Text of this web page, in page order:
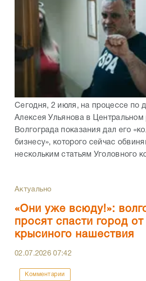
Сегодня, 2 июля, на процессе по
Алексея Ульянова в Центральном
Волгограда показания дал его
бизнесу», которого сейчас
нескольким статьям Уголовного
Актуально
«Они уже всюду!»:
просят спасти город от
крысиного нашествия
02.07.202607:42
Комментарии